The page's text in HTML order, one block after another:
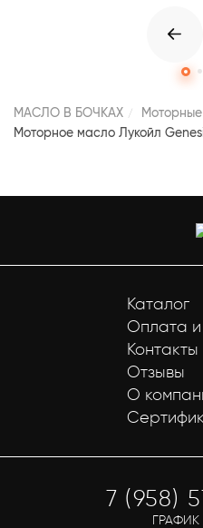
МАСЛО В БОЧКАХ
Моторное масло Лукойл
Каталог
Оплата и
Контакты
Отзывы
О
7 (958)
ГРАФИК